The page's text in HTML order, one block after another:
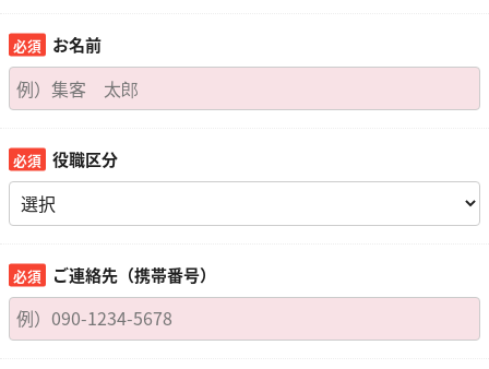
お名前
役職区分
ご連絡先（携帯番号）